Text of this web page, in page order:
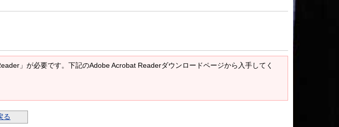
」が必要です。下記のAdobe Acrobat Readerダウンロードページから入手してく
る